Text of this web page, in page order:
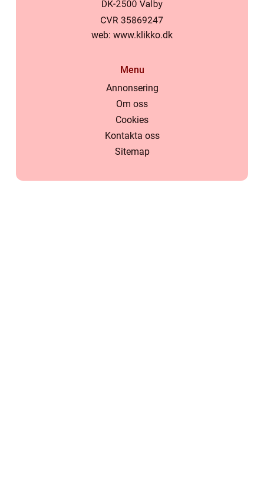
web: www.klikko.dk
Menu
Annonsering
Om oss
Cookies
Kontakta oss
Sitemap